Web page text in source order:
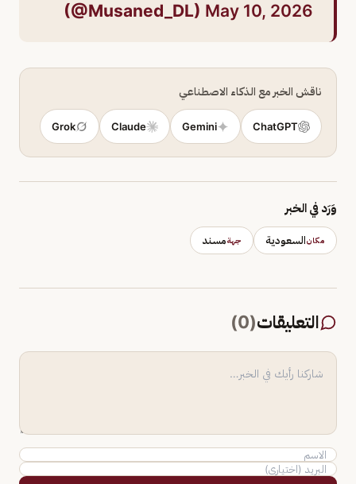
(@Musaned_DL) May 10, 2026
ناقش الخبر مع الذكاء الاصطناعي
ChatGPT
Gemini
Claude
Grok
وَرَد في الخبر
مكانالسعودية جهةمسند
التعليقات(
0
)